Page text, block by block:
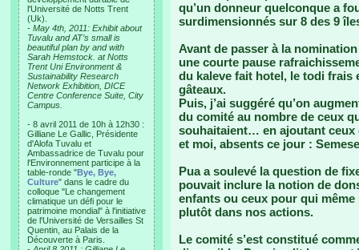
l'Université de Notts Trent
(Uk).
- May 4th, 2011: Exhibit about
Tuvalu and AT’s small is
beautiful plan by and with
Sarah Hemstock. at Notts
Trent Uni Environment &
Sustainability Research
Network Exhibition, DICE
Centre Conference Suite, City
Campus.
- 8 avril 2011 de 10h à 12h30 :
Gilliane Le Gallic, Présidente
d'Alofa Tuvalu et
Ambassadrice de Tuvalu pour
l'Environnement participe à la
table-ronde "Bye, Bye,
Culture" dans le cadre du
colloque "Le changement
climatique un défi pour le
patrimoine mondial" à l'initiative
de l'Université de Versailles St
Quentin, au Palais de la
Découverte à Paris.
qu’un donneur quelconque a
surdimensionnés sur 8 des 9
Avant de passer à la
une courte pause
du kaleve fait hotel, le todi frais
gâteaux.
Puis, j’ai suggéré qu’on
du comité au nombre de ceux
souhaitaient… en ajoutant ceux
et moi, absents ce jour :
Pua a soulevé la question de
pouvait inclure la notion de
enfants ou ceux pour qui
plutôt dans nos actions.
Le comité s’est constitué